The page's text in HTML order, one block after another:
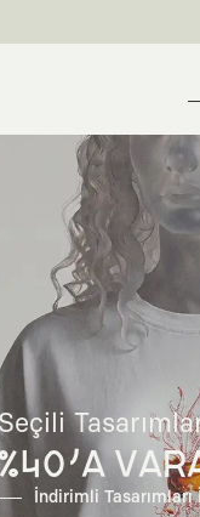
Seçili
İndirimli Tasarımları